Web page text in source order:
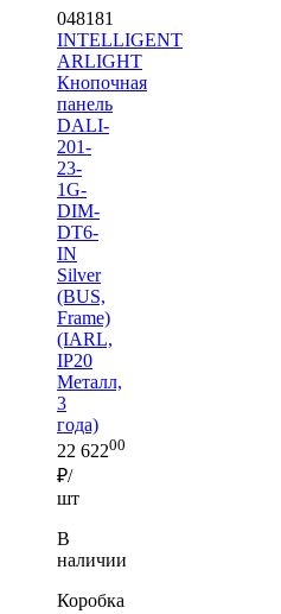
048181
INTELLIGENT
ARLIGHT
Кнопочная
панель
DALI-
201-
23-
1G-
DIM-
DT6-
IN
Silver
(BUS,
Frame)
(IARL,
IP20
Металл,
3
года)
22 62200
₽/
шт
В
наличии
Коробка